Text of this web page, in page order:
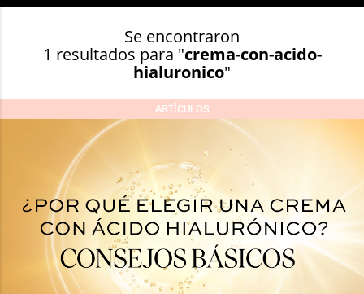
Se encontraron
1 resultados para "crema-con-acido-
hialuronico"
ARTÍCULOS